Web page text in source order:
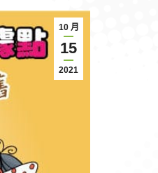
10 月
15
2021